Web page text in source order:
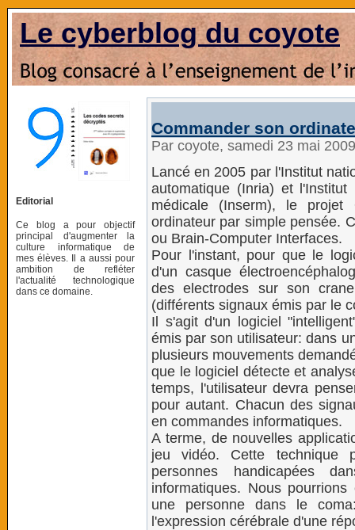
Le cyberblog du coyote
Editorial
Ce blog a pour objectif
principal d'augmenter la
culture informatique de
mes élèves. Il a aussi pour
ambition de refléter
l'actualité technologique
dans ce domaine.
Commander son
Par coyote, samedi 23 mai
Lancé en 2005 par l'Institut
automatique (Inria) et
médicale (Inserm), le projet
ordinateur par simple pensée.
ou Brain-Computer Interfaces.
Pour l'instant, pour que le
d'un casque
des electrodes sur son
(différents signaux émis par le
Il s'agit d'un logiciel
émis par son utilisateur: dans
plusieurs mouvements
que le logiciel détecte et
temps, l'utilisateur devra
pour autant. Chacun des
en commandes informatiques.
A terme, de nouvelles
jeu vidéo. Cette technique
personnes handicapées
informatiques. Nous
une personne dans le
l'expression cérébrale d'une